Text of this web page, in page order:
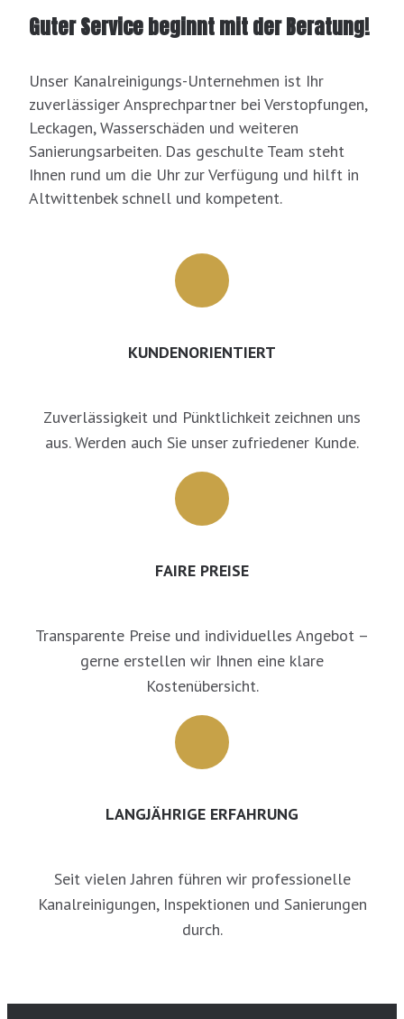
Guter Service beginnt mit der Beratung!
Unser Kanalreinigungs-Unternehmen ist Ihr
zuverlässiger Ansprechpartner bei Verstopfungen,
Leckagen, Wasserschäden und weiteren
Sanierungsarbeiten. Das geschulte Team steht
Ihnen rund um die Uhr zur Verfügung und hilft in
Altwittenbek schnell und kompetent.
KUNDENORIENTIERT
Zuverlässigkeit und Pünktlichkeit zeichnen uns
aus. Werden auch Sie unser zufriedener Kunde.
FAIRE PREISE
Transparente Preise und individuelles Angebot –
gerne erstellen wir Ihnen eine klare
Kostenübersicht.
LANGJÄHRIGE ERFAHRUNG
Seit vielen Jahren führen wir professionelle
Kanalreinigungen, Inspektionen und Sanierungen
durch.